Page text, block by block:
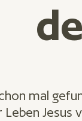
mal
Leben Jesus